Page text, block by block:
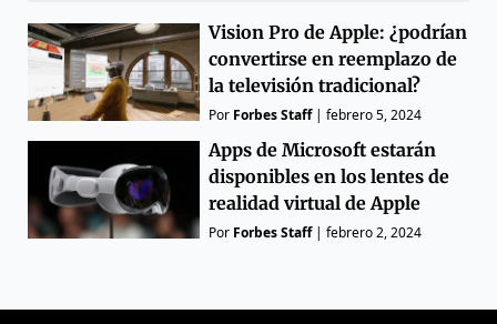
Vision Pro de Apple: ¿podrían
convertirse en reemplazo de
la televisión tradicional?
Por Forbes Staff|febrero 5, 2024
Apps de Microsoft estarán
disponibles en los lentes de
realidad virtual de Apple
Por Forbes Staff|febrero 2, 2024